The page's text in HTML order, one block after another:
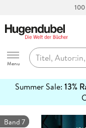
Hugendubel
Menu
Summer Sale: 13%
erfahren
Band 7